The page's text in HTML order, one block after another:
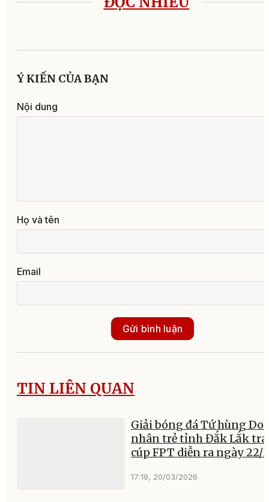
Ý KIẾN CỦA BẠN
Nội dung
Họ và tên
Email
Gửi bình luận
TIN LIÊN QUAN
Giải bóng đá Tứ hùng
nhân trẻ tỉnh Đắk Lắk
cúp FPT diễn ra ngày 22/3
17:19, 20/03/2026